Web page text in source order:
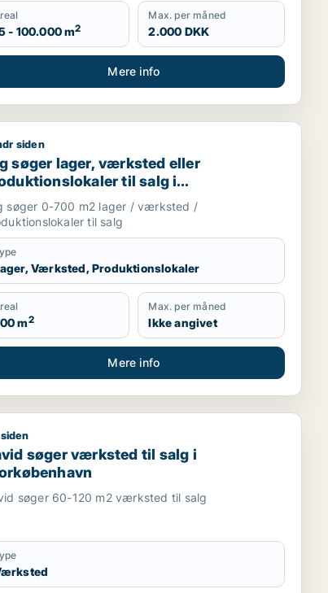
- 100.000 m2
Max. per måned
2.000 DKK
Mere info
søger lager, værksted eller produktionslokaler til
siden
søger lager, værksted eller
til salg i
søger 0-700 m2 lager / værksted /
til salg
Værksted, Produktionslokaler
m2
Max. per måned
Ikke angivet
Mere info
eller Holbækboligudlejningsejendom, hotel,
søger værksted til salg i Storkøbenhavn
siden
søger værksted til salg i
søger 60-120 m2 værksted til salg